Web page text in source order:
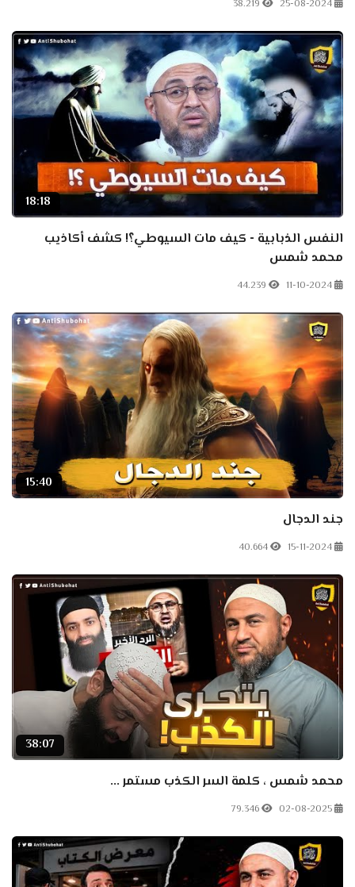
25-08-2024
38.219
18:18
النفس الذبابية - كيف مات السيوطي؟! كشف أكاذيب
محمد شمس
11-10-2024
44.239
15:40
جند الدجال
15-11-2024
40.664
38:07
محمد شمس ، كلمة السر الكذب مستمر ...
02-08-2025
79.346